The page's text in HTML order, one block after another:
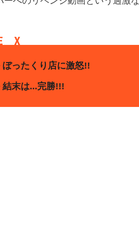
ぼったくり店に激怒!!
結末は...完勝!!!